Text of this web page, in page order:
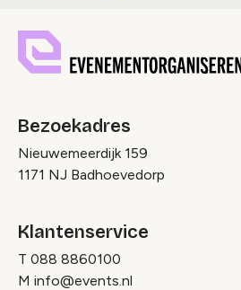
Bezoekadres
Nieuwemeerdijk 159
1171 NJ Badhoevedorp
Klantenservice
T 088 8860100
M info@events.nl